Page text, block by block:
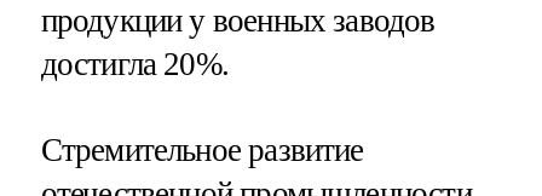
продукции у военных заводов
достигла 20%.
Стремительное развитие